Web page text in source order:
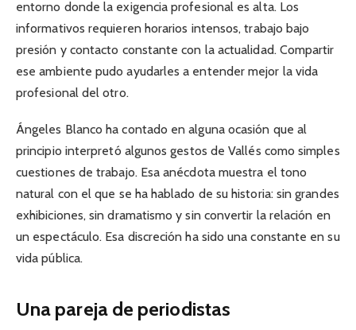
entorno donde la exigencia profesional es alta. Los
informativos requieren horarios intensos, trabajo bajo
presión y contacto constante con la actualidad. Compartir
ese ambiente pudo ayudarles a entender mejor la vida
profesional del otro.
Ángeles Blanco ha contado en alguna ocasión que al
principio interpretó algunos gestos de Vallés como simples
cuestiones de trabajo. Esa anécdota muestra el tono
natural con el que se ha hablado de su historia: sin grandes
exhibiciones, sin dramatismo y sin convertir la relación en
un espectáculo. Esa discreción ha sido una constante en su
vida pública.
Una pareja de periodistas